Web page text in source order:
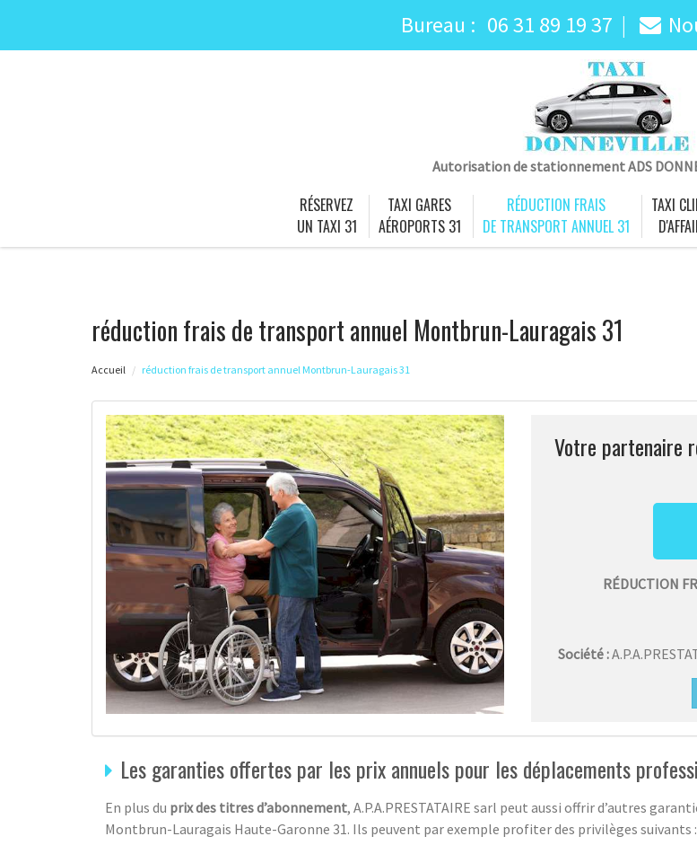
Bureau : 06 31 89 19 37
Autorisation de stationnement ADS
RÉSERVEZ
UN TAXI 31
TAXI GARES
AÉROPORTS 31
RÉDUCTION FRAIS
DE TRANSPORT ANNUEL 31
TAXI
réduction frais de transport annuel Montbrun-Lauragais 31
Accueil réduction frais de transport annuel Montbrun-Lauragais 31
Votre partenaire
RÉDUCTION
Société :
Les garanties offertes par les prix annuels pour les déplacements
En plus du prix des titres d’abonnement, A.P.A.PRESTATAIRE sarl peut aussi offrir d’autres
Montbrun-Lauragais Haute-Garonne 31. Ils peuvent par exemple profiter des privilèges suivants :